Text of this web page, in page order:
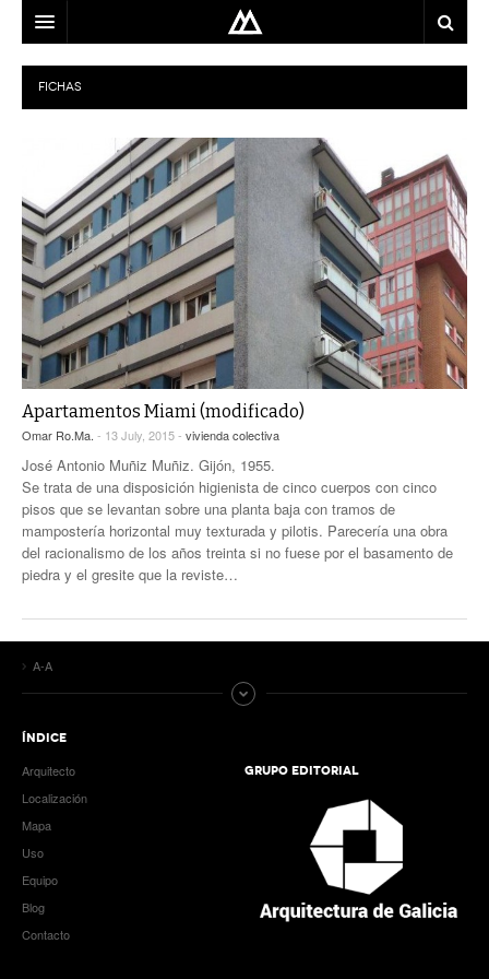
ARQUITECTO
LOCALIZACIÓN
USO
EQUIPO
BLOG
CONTACTO
FICHAS
Apartamentos Miami (modificado)
Omar Ro.Ma. - 13 July, 2015 - vivienda colectiva
José Antonio Muñiz Muñiz. Gijón, 1955.
Se trata de una disposición higienista de cinco cuerpos con cinco
pisos que se levantan sobre una planta baja con tramos de
mampostería horizontal muy texturada y pilotis. Parecería una obra
del racionalismo de los años treinta si no fuese por el basamento de
piedra y el gresite que la reviste…
A-A
ÍNDICE
Arquitecto
Localización
Mapa
Uso
Equipo
Blog
Contacto
GRUPO EDITORIAL